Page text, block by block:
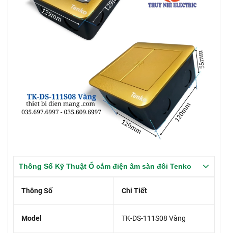
Thông Số Kỹ Thuật Ổ cắm điện âm sàn đôi Tenko
Thông Số Chi Tiết
Model TK-DS-111S08 Vàng